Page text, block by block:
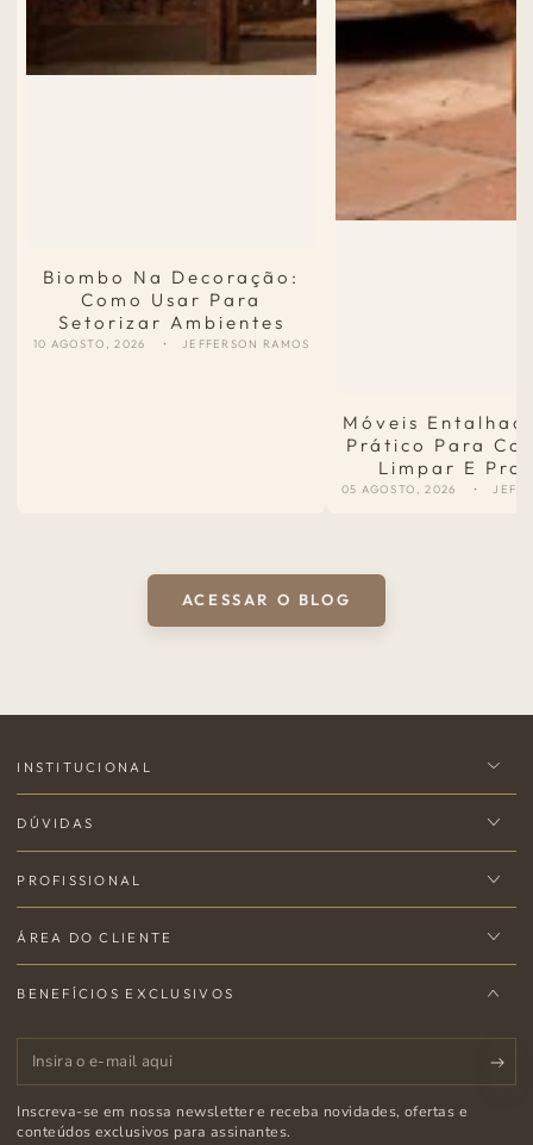
Biombo Na Decoração:
Como Usar Para
Setorizar Ambientes
10 AGOSTO, 2026 JEFFERSON RAMOS
Móveis
Prático Para
Limpar E
05 AGOSTO, 2026
ACESSAR O BLOG
INSTITUCIONAL
DÚVIDAS
PROFISSIONAL
ÁREA DO CLIENTE
BENEFÍCIOS EXCLUSIVOS
Insira
o
e-
Inscreva-se em nossa newsletter e receba novidades, ofertas e
conteúdos exclusivos para assinantes.